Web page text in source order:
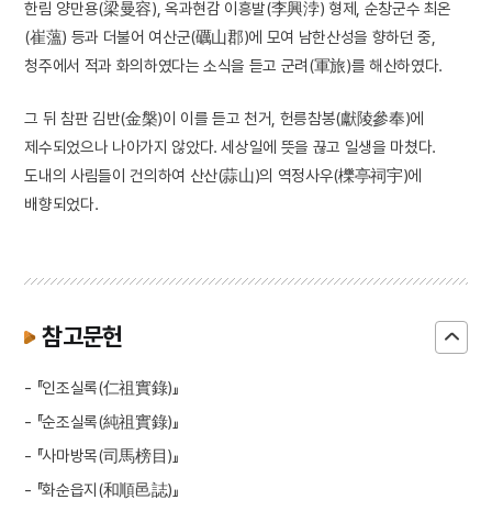
한림 양만용(梁曼容), 옥과현감 이흥발(李興浡) 형제, 순창군수 최온
(崔薀) 등과 더불어 여산군(礪山郡)에 모여 남한산성을 향하던 중,
청주에서 적과 화의하였다는 소식을 듣고 군려(軍旅)를 해산하였다.
그 뒤 참판 김반(金槃)이 이를 듣고 천거, 헌릉참봉(獻陵參奉)에
제수되었으나 나아가지 않았다. 세상일에 뜻을 끊고 일생을 마쳤다.
도내의 사림들이 건의하여 산산(蒜山)의 역정사우(櫟亭祠宇)에
배향되었다.
참고문헌
- 『인조실록(仁祖實錄)』
- 『순조실록(純祖實錄)』
- 『사마방목(司馬榜目)』
- 『화순읍지(和順邑誌)』